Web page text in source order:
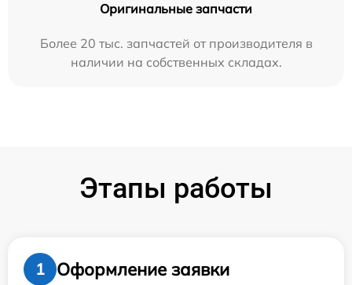
Оригинальные запчасти
Более 20 тыс. запчастей от производителя в
наличии на собственных складах.
Этапы работы
1
Оформление заявки